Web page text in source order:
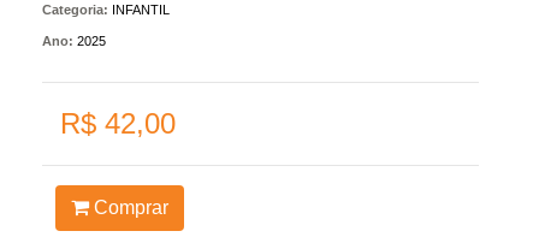
Categoria: INFANTIL
Ano: 2025
R$ 42,00
Comprar